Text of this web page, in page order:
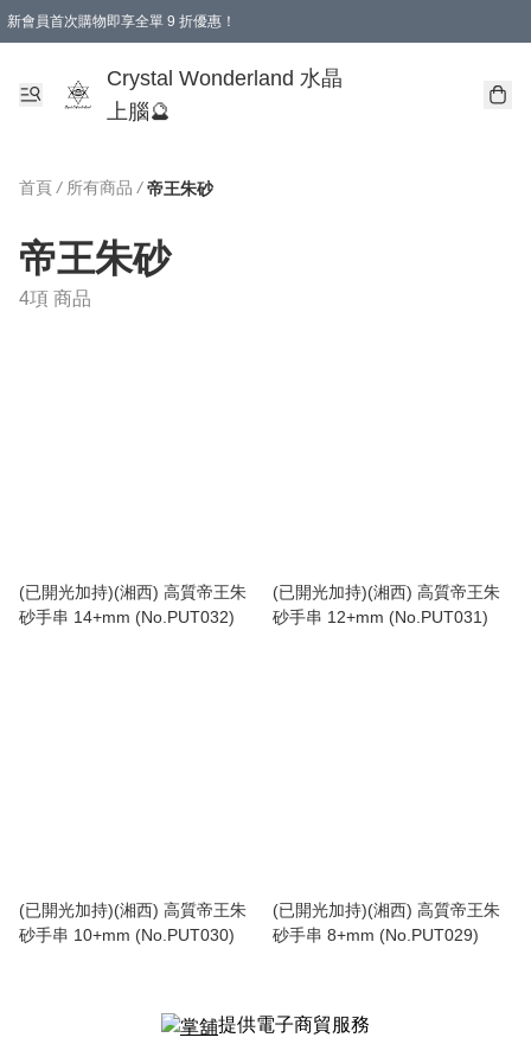
新會員首次購物即享全單 9 折優惠！
Crystal Wonderland 水晶
上腦🔮
首頁 / 所有商品 / 帝王朱砂
帝王朱砂
4項 商品
(已開光加持)(湘西) 高質帝王朱
砂手串 14+mm (No.PUT032)
(已開光加持)(湘西) 高質帝王朱
砂手串 12+mm (No.PUT031)
(已開光加持)(湘西) 高質帝王朱
砂手串 10+mm (No.PUT030)
(已開光加持)(湘西) 高質帝王朱
砂手串 8+mm (No.PUT029)
提供電子商貿服務